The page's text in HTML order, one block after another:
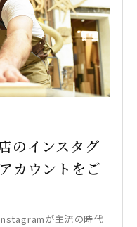
のインスタグ
カウントをご
が主流の時代